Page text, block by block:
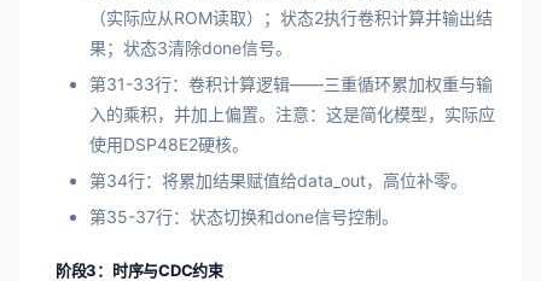
（实际应从ROM读取）；状态2执行卷积计算并输出结
果；状态3清除done信号。
第31-33行：卷积计算逻辑——三重循环累加权重与输
入的乘积，并加上偏置。注意：这是简化模型，实际应
使用DSP48E2硬核。
第34行：将累加结果赋值给data_out，高位补零。
第35-37行：状态切换和done信号控制。
阶段3：时序与CDC约束